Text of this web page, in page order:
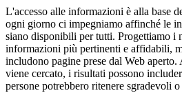
L'accesso alle informazioni è alla base
ogni giorno ci impegniamo affinché le
siano disponibili per tutti. Progettiamo i
informazioni più pertinenti e affidabili,
includono pagine prese dal Web aperto.
viene cercato, i risultati possono
persone potrebbero ritenere sgradevoli